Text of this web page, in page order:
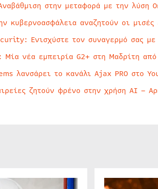
στην μεταφορά με την
κυβερνοασφάλεια αναζητούν οι μισές
Ενισχύστε τον συναγερμό σας με
Μία νέα εμπειρία G2+ στη Μαδρίτη
λανσάρει το κανάλι Ajax PRO στο
ζητούν φρένο στην χρήση AI –